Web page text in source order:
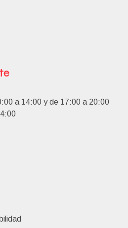
a 14:00 y de 17:00 a 20:00